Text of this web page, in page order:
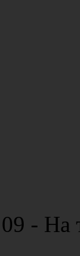
09 - На